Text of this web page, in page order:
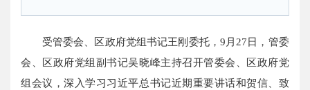
受管委会、区政府党组书记王刚委托，9月27日，管委
会、区政府党组副书记吴晓峰主持召开管委会、区政府党
组会议，深入学习习近平总书记近期重要讲话和贺信、致